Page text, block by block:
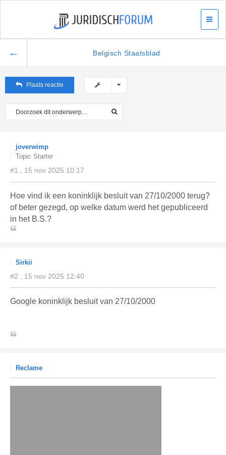
← Belgisch Staatsblad
Plaats reactie
joverwimp
Topic Starter
#1 , 15 nov 2025 10:17
Hoe vind ik een koninklijk besluit van 27/10/2000 terug?
of beter gezegd, op welke datum werd het gepubliceerd
in het B.S.?
Sirkii
#2 , 15 nov 2025 12:40
Google koninklijk besluit van 27/10/2000
Reclame